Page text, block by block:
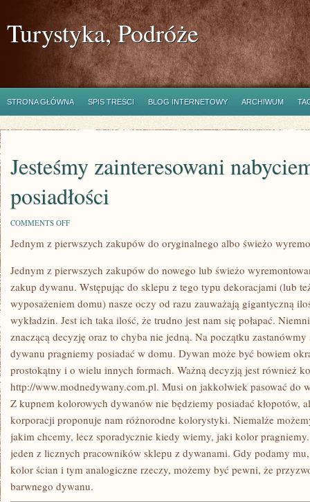
Turystyka, Podróże
STRONA GŁÓWNA SPIS TREŚCI BLOG INTERNETOWY ARCHIWUM
Jesteśmy zainteresowani
posiadłości
COMMENTS OFFON
ZAINTERESOWANI
NABYCIEM
POSIADŁOŚCI
Jednym z pierwszych zakupów do oryginalnego albo świeżo
Jednym z pierwszych zakupów do nowego lub świeżo
zakup dywanu. Wstępując do sklepu z tego typu dekoracjami (lub
wyposażeniem domu) nasze oczy od razu zauważają gigantyczną
wykładzin. Jest ich taka ilość, że trudno jest nam się połapać.
znaczącą decyzję oraz to chyba nie jedną. Na początku
dywanu pragniemy posiadać w domu. Dywan może być bowiem
prostokątny i o wielu innych formach. Ważną decyzją jest również
http://www.modnedywany.com.pl. Musi on jakkolwiek pasować do
Z kupnem kolorowych dywanów nie będziemy posiadać kłopotów,
korporacji proponuje nam różnorodne kolorystyki. Niemalże
jakim chcemy, lecz sporadycznie kiedy wiemy, jaki kolor
jeden z licznych pracowników sklepu z dywanami. Gdy podamy
kolor ścian i tym analogiczne rzeczy, możemy być pewni, że
barwnego dywanu.